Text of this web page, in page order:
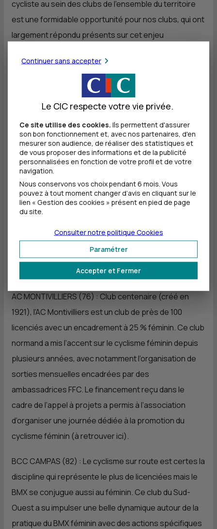
cycliste au sein des clubs de l’ensemble du territoire
est une formidable opportunité pour nos clubs, qui ont
largement répondu présents sur cet enjeu
pratique sportive pour les femmes. »
Quelques exemples de projets retenus :
Unité de Schwenheim est un club formateur qui a su
grandir au fil des années pour atteindre aujourd’hui
près de 190 licenciés avec une augmentation forte
des licenciées féminines. Labélisé Ecole Française de
Cyclisme, sa politique sportive est axée sur la
formation des jeunes à travers les nombreuses
permettra de développer d’avantage la section
féminine en proposant un encadrement dédié et des
créneaux d’entraînement spécifiques.
AC MONTIVILLIERS (76) : Club centenaire (créé en
1921), l’AC Montivilliers est un club de près de 100
licenciés avec un encadrement à 25 % féminin. Ce club
normand a mis l’accent sur le cyclisme féminin depuis
plusieurs années, avec notamment l’organisation de
sorties mensuelles encadrées par des
ambassadrices FFC. Le financement reçu dans le
cadre de l’appel à projets a permis à l’association
d’organiser une journée dédiée à la promotion du
cyclisme féminin (à retrouver ici).
BCC CAMPAS (82) : Le cyclisme sur route est certes la
discipline qui représente le plus de licenciées mais le
BMX se conjugue aussi au féminin. Ce club du Sud-
Ouest a su impulser une belle dynamique autour de la
pratique du BMX féminin avec des actions spécifiques
Continuer sans accepter
Le CIC respecte votre vie privée.
Ce site utilise des cookies. Ils permettent d'assurer
son bon fonctionnement et, avec nos partenaires, d'en
mesurer son audience, de réaliser des statistiques et
de vous proposer des informations et de la publicité
personnalisées en fonction de votre profil et de votre
navigation.
Nous conservons vos choix pendant 6 mois. Vous
pouvez à tout moment changer d’avis en cliquant sur le
lien « Gestion des cookies » présent en pied de page
du site.
Accepter et Fermer
Paramétrer
Consulter notre politique Cookies